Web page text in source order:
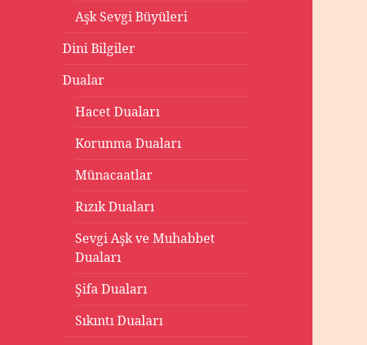
Aşk Sevgi Büyüleri
Dini Bilgiler
Dualar
Hacet Duaları
Korunma Duaları
Münacaatlar
Rızık Duaları
Sevgi Aşk ve Muhabbet
Duaları
Şifa Duaları
Sıkıntı Duaları